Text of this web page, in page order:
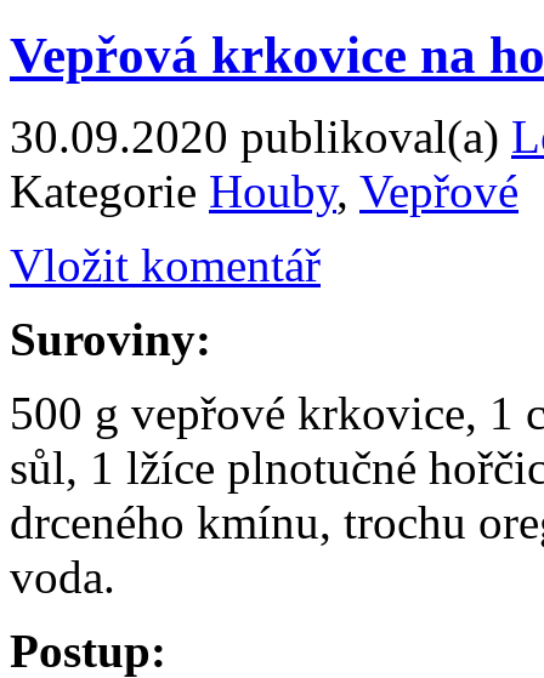
Vepřová krkovice na
30.09.2020 publikoval(a)
Kategorie Houby, Vepřové
Vložit komentář
Suroviny:
500 g vepřové krkovice, 1
sůl, 1 lžíce plnotučné
drceného kmínu, trochu
voda.
Postup: